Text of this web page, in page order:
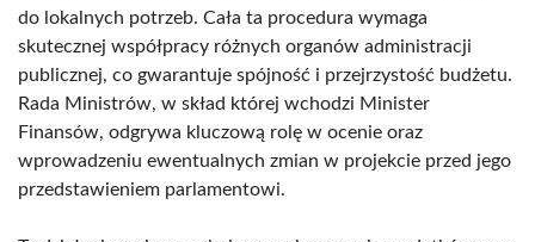
do lokalnych potrzeb. Cała ta procedura wymaga
skutecznej współpracy różnych organów administracji
publicznej, co gwarantuje spójność i przejrzystość budżetu.
Rada Ministrów, w skład której wchodzi Minister
Finansów, odgrywa kluczową rolę w ocenie oraz
wprowadzeniu ewentualnych zmian w projekcie przed jego
przedstawieniem parlamentowi.